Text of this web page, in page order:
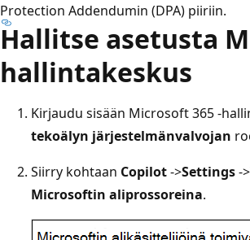
Protection Addendumin (DPA) piiriin.
Hallitse asetusta
hallintakeskus
Kirjaudu sisään Microsoft 365 -
tekoälyn järjestelmänvalvojan
Siirry kohtaan Copilot->Settings->
Microsoftin aliprossoreina.